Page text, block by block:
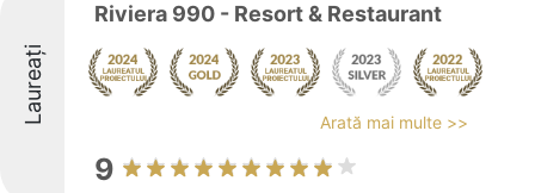
Laureați
Riviera 990 - Resort & Restaurant
Arată mai multe >>
9